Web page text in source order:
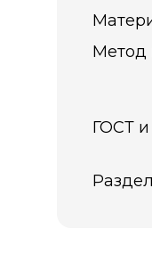
Метод
ГОСТ и